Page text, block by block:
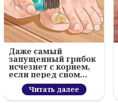
Даже самый
запущенный грибок
исчезнет с корнем,
если перед сном…
Читать далее